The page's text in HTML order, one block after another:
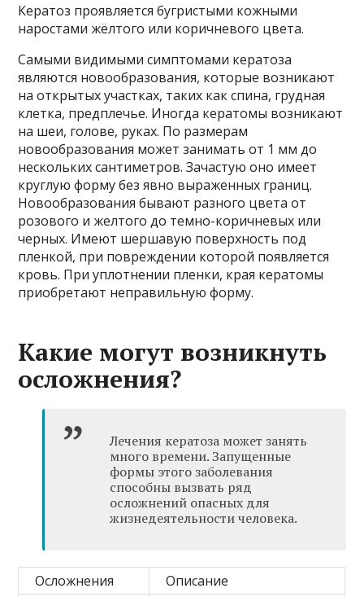
Кератоз проявляется бугристыми кожными
наростами жёлтого или коричневого цвета.
Самыми видимыми симптомами кератоза
являются новообразования, которые возникают
на открытых участках, таких как спина, грудная
клетка, предплечье. Иногда кератомы возникают
на шеи, голове, руках. По размерам
новообразования может занимать от 1 мм до
нескольких сантиметров. Зачастую оно имеет
круглую форму без явно выраженных границ.
Новообразования бывают разного цвета от
розового и желтого до темно-коричневых или
черных. Имеют шершавую поверхность под
пленкой, при повреждении которой появляется
кровь. При уплотнении пленки, края кератомы
приобретают неправильную форму.
Какие могут возникнуть
осложнения?
Лечения кератоза может занять
много времени. Запущенные
формы этого заболевания
способны вызвать ряд
осложнений опасных для
жизнедеятельности человека.
Осложнения
Описание